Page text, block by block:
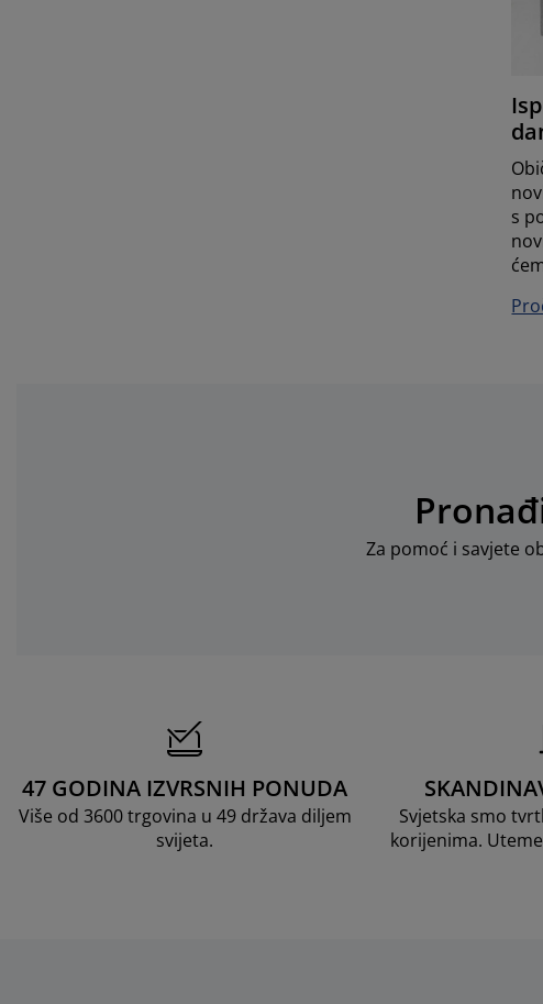
s
Za pomoć i savjete
47 GODINA IZVRSNIH PONUDA
Više od 3600 trgovina u 49 država diljem
svijeta.
Svjetska smo
korijenima.